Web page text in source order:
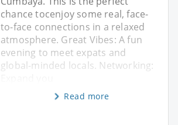
chance tocenjoy some real, face-
to-face connections in a relaxed
atmosphere. Great Vibes: A fun
evening to meet expats and
global-minded locals. Networking:
Read more